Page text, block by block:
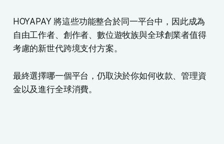
HOYAPAY 將這些功能整合於同一平台中，因此成為
自由工作者、創作者、數位遊牧族與全球創業者值得
考慮的新世代跨境支付方案。
最終選擇哪一個平台，仍取決於你如何收款、管理資
金以及進行全球消費。